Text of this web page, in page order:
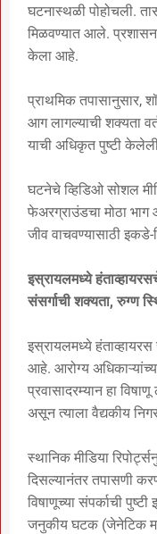
घटनास्थळी पोहोचली.
मिळवण्यात आले.
केला आहे.
प्राथमिक तपासानुसार,
आग लागल्याची शक्यता
याची अधिकृत पुष्टी केलेली
घटनेचे व्हिडिओ सोशल
फेअरग्राउंडचा मोठा भाग
जीव वाचवण्यासाठी
इस्रायलमध्ये
संसर्गाची शक्यता, रुग्ण
इस्रायलमध्ये
आहे. आरोग्य
प्रवासादरम्यान हा
असून त्याला वैद्यकीय
स्थानिक मीडिया
दिसल्यानंतर तपासणी
विषाणूच्या संपर्काची
जनुकीय घटक (जेनेटिक